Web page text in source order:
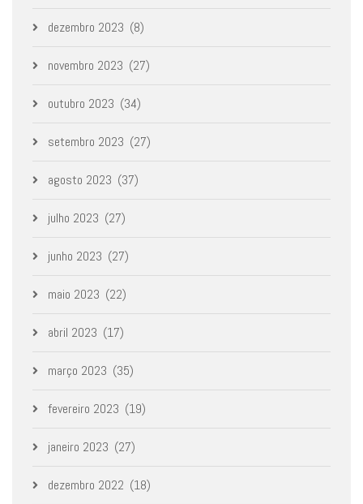
dezembro 2023 (8)
novembro 2023 (27)
outubro 2023 (34)
setembro 2023 (27)
agosto 2023 (37)
julho 2023 (27)
junho 2023 (27)
maio 2023 (22)
abril 2023 (17)
março 2023 (35)
fevereiro 2023 (19)
janeiro 2023 (27)
dezembro 2022 (18)